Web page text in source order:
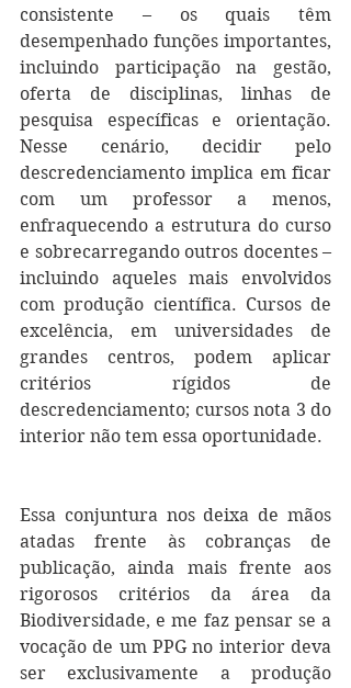
consistente – os quais têm
desempenhado funções importantes,
incluindo participação na gestão,
oferta de disciplinas, linhas de
pesquisa específicas e orientação.
Nesse cenário, decidir pelo
descredenciamento implica em ficar
com um professor a menos,
enfraquecendo a estrutura do curso
e sobrecarregando outros docentes –
incluindo aqueles mais envolvidos
com produção científica. Cursos de
excelência, em universidades de
grandes centros, podem aplicar
critérios rígidos de
descredenciamento; cursos nota 3 do
interior não tem essa oportunidade.
Essa conjuntura nos deixa de mãos
atadas frente às cobranças de
publicação, ainda mais frente aos
rigorosos critérios da área da
Biodiversidade, e me faz pensar se a
vocação de um PPG no interior deva
ser exclusivamente a produção